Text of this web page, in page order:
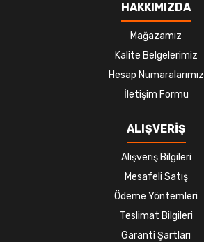
HAKKIMIZDA
Mağazamız
Kalite Belgelerimiz
Hesap Numaralarımız
İletişim Formu
ALIŞVERİŞ
Alışveriş Bilgileri
Mesafeli Satış
Ödeme Yöntemleri
Teslimat Bilgileri
Garanti Şartları